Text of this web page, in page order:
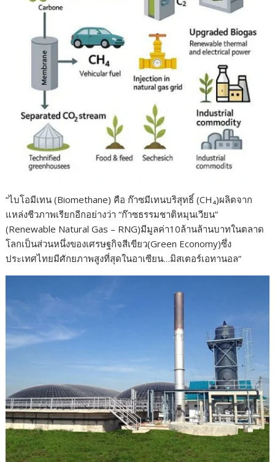
“ไบโอมีเทน (Biomethane) คือ ก๊าซมีเทนบริสุทธิ์ (CH₄)ผลิตจาก
แหล่งชีวภาพเรียกอีกอย่างว่า “ก๊าซธรรมชาติหมุนเวียน”
(Renewable Natural Gas – RNG)มีมูลค่า10ล้านล้านบาทในตลาด
โลกเป็นส่วนหนึ่งของเศรษฐกิจสีเขียว(Green Economy)ซึ่ง
ประเทศไทยมีศักยภาพสูงที่สุดในอาเซียน…มิสเตอร์เอทานอล“